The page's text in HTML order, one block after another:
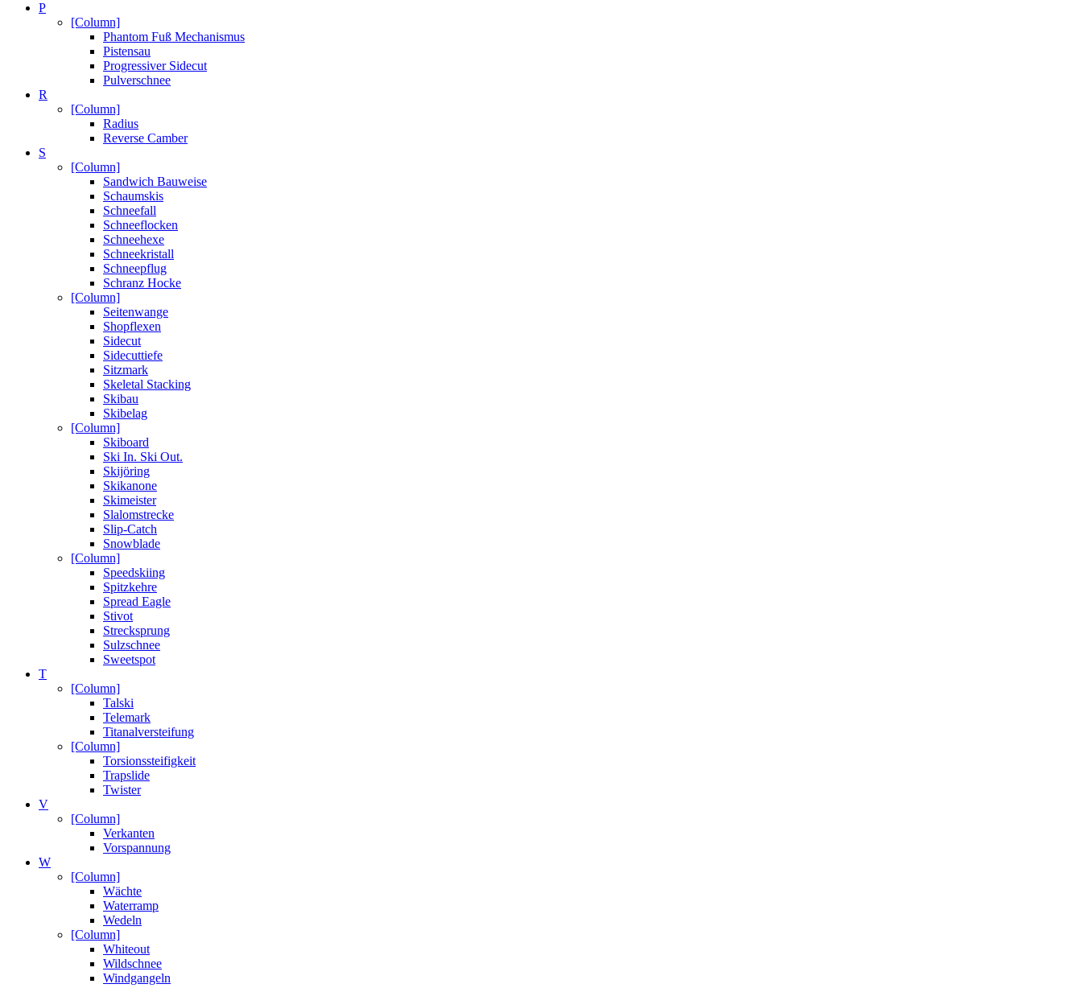
P
[Column]
Phantom Fuß Mechanismus
Pistensau
Progressiver Sidecut
Pulverschnee
R
[Column]
Radius
Reverse Camber
S
[Column]
Sandwich Bauweise
Schaumskis
Schneefall
Schneeflocken
Schneehexe
Schneekristall
Schneepflug
Schranz Hocke
[Column]
Seitenwange
Shopflexen
Sidecut
Sidecuttiefe
Sitzmark
Skeletal Stacking
Skibau
Skibelag
[Column]
Skiboard
Ski In. Ski Out.
Skijöring
Skikanone
Skimeister
Slalomstrecke
Slip-Catch
Snowblade
[Column]
Speedskiing
Spitzkehre
Spread Eagle
Stivot
Strecksprung
Sulzschnee
Sweetspot
T
[Column]
Talski
Telemark
Titanalversteifung
[Column]
Torsionssteifigkeit
Trapslide
Twister
V
[Column]
Verkanten
Vorspannung
W
[Column]
Wächte
Waterramp
Wedeln
[Column]
Whiteout
Wildschnee
Windgangeln